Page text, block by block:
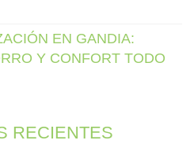
EN GANDIA:
Y CONFORT TODO
RECIENTES